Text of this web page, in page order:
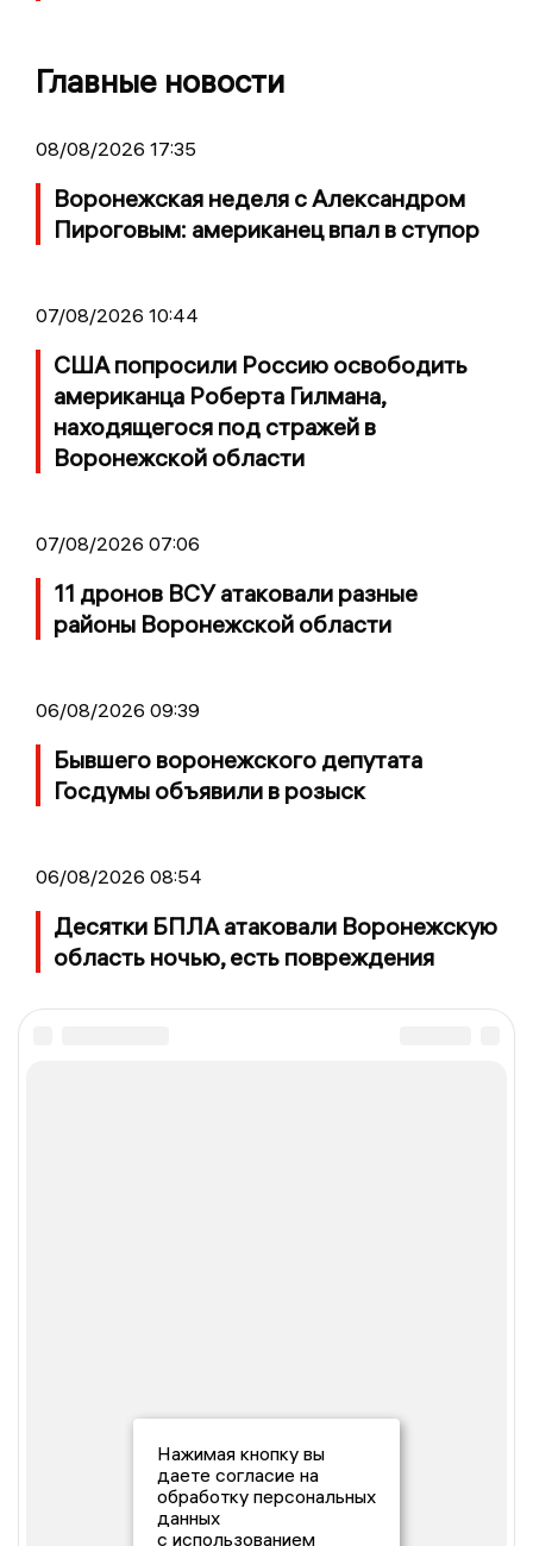
Главные новости
08/08/2026 17:35
Воронежская неделя с Александром
Пироговым: американец впал в ступор
07/08/2026 10:44
США попросили Россию освободить
американца Роберта Гилмана,
находящегося под стражей в
Воронежской области
07/08/2026 07:06
11 дронов ВСУ атаковали разные
районы Воронежской области
06/08/2026 09:39
Бывшего воронежского депутата
Госдумы объявили в розыск
06/08/2026 08:54
Десятки БПЛА атаковали Воронежскую
область ночью, есть повреждения
Нажимая кнопку вы
даете согласие на
обработку персональных
данных
с использованием